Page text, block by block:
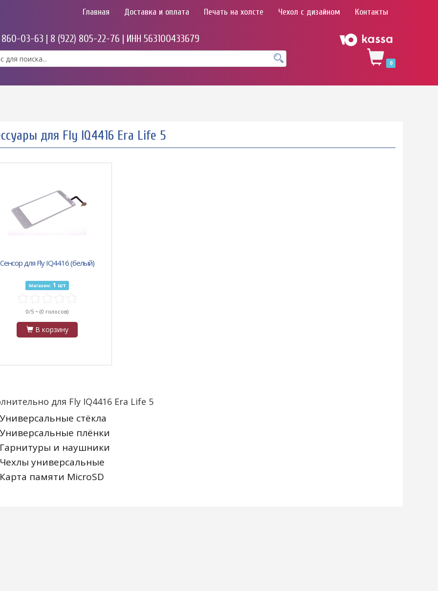
Главная Доставка и оплата Печать на холсте Чехол с дизайном Контакты
860-03-63 | 8 (922) 805-22-76 | ИНН 563100433679
0
для Fly IQ4416 Era Life 5
Сенсор для Fly IQ4416 (белый)
Магазин: 1 шт
0/5 ~ (0 голосов)
В корзину
для Fly IQ4416 Era Life 5
Универсальные стёкла
Универсальные плёнки
Гарнитуры и наушники
Чехлы универсальные
Карта памяти MicroSD